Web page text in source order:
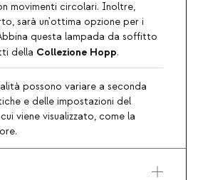
movimenti circolari. Inoltre,
sarà un'ottima opzione per i
questa lampada da soffitto
della Collezione Hopp.
possono variare a seconda
e delle impostazioni del
viene visualizzato, come la